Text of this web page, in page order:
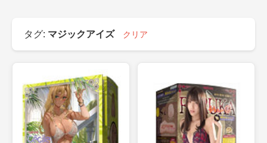
タグ: マジックアイズ クリア